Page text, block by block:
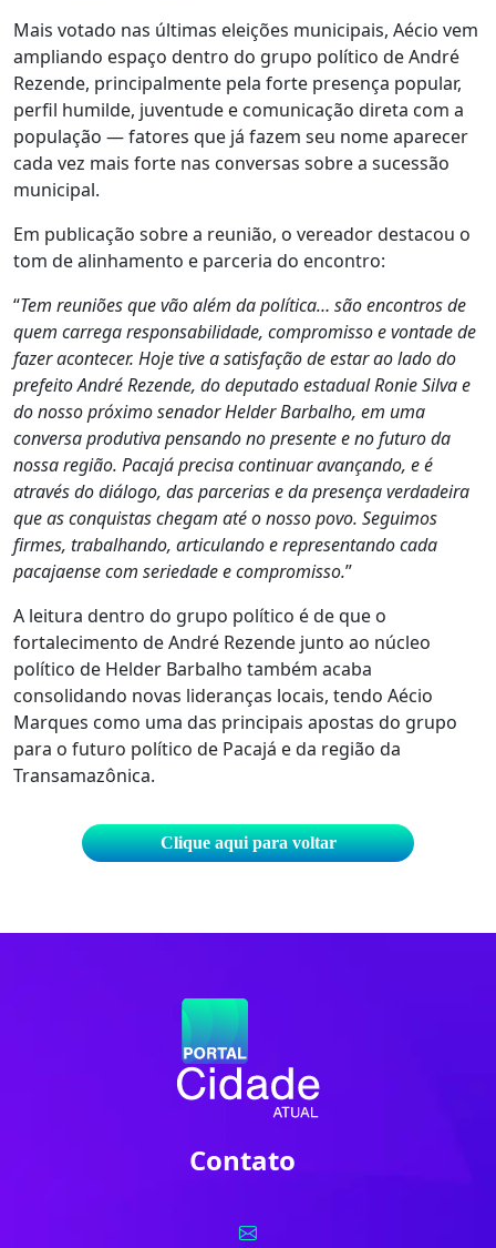
Mais votado nas últimas eleições municipais, Aécio vem
ampliando espaço dentro do grupo político de André
Rezende, principalmente pela forte presença popular,
perfil humilde, juventude e comunicação direta com a
população — fatores que já fazem seu nome aparecer
cada vez mais forte nas conversas sobre a sucessão
municipal.
Em publicação sobre a reunião, o vereador destacou o
tom de alinhamento e parceria do encontro:
“Tem reuniões que vão além da política… são encontros de
quem carrega responsabilidade, compromisso e vontade de
fazer acontecer. Hoje tive a satisfação de estar ao lado do
prefeito André Rezende, do deputado estadual Ronie Silva e
do nosso próximo senador Helder Barbalho, em uma
conversa produtiva pensando no presente e no futuro da
nossa região. Pacajá precisa continuar avançando, e é
através do diálogo, das parcerias e da presença verdadeira
que as conquistas chegam até o nosso povo. Seguimos
firmes, trabalhando, articulando e representando cada
pacajaense com seriedade e compromisso.”
A leitura dentro do grupo político é de que o
fortalecimento de André Rezende junto ao núcleo
político de Helder Barbalho também acaba
consolidando novas lideranças locais, tendo Aécio
Marques como uma das principais apostas do grupo
para o futuro político de Pacajá e da região da
Transamazônica.
Clique aqui para voltar
Contato